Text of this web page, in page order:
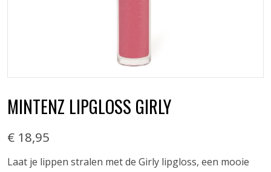
MINTENZ LIPGLOSS GIRLY
€ 18,95
Laat je lippen stralen met de Girly lipgloss, een mooie